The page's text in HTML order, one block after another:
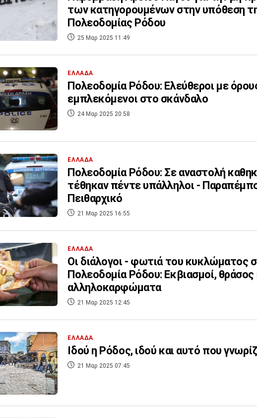
των κατηγορουμένων στην υπόθεση
Πολεοδομίας Ρόδου
25 Μαρ 2025 11:49
ΕΛΛΑΔΑ
Πολεοδομία Ρόδου: Ελεύθεροι με
εμπλεκόμενοι στο σκάνδαλο
24 Μαρ 2025 20:58
ΕΛΛΑΔΑ
Πολεοδομία Ρόδου: Σε αναστολή
τέθηκαν πέντε υπάλληλοι -
Πειθαρχικό
21 Μαρ 2025 16:55
ΕΛΛΑΔΑ
Οι διάλογοι - φωτιά του κυκλώματος
Πολεοδομία Ρόδου: Εκβιασμοί, θράσος
αλληλοκαρφώματα
21 Μαρ 2025 12:45
ΕΛΛΑΔΑ
Ιδού η Ρόδος, ιδού και αυτό που
21 Μαρ 2025 07:45